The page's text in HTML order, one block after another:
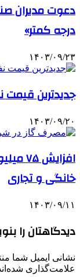
درجه کمتر»
۱۴۰۳/۰۹/۲۳
جدیدترین قیمت
۱۴۰۳/۰۹/۲۰
خانگی و تجاری
۱۴۰۳/۰۹/۱۱
دیدگاهتان را
نشانی ایمیل شما
علامت‌گذاری